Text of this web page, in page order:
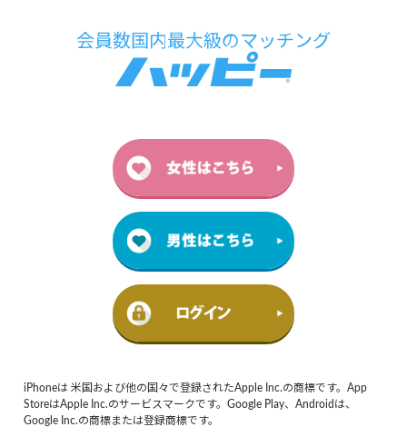
iPhoneは 米国および他の国々で登録されたApple Inc.の商標です。App
StoreはApple Inc.のサービスマークです。Google Play、Androidは、
Google Inc.の商標または登録商標です。